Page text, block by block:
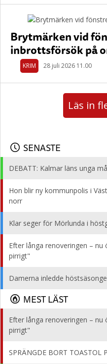
Brytmärken vid
inbrottsförsök på
KRIM 28 juli 2026 11.00
Läs in
SENASTE
DEBATT: Kalmar läns unga
Hon blir ny kommunpolis i
norr
Klar seger för Mörlunda i
Efter långa renoveringen – nu
pirrigt"
Damerna inledde
MEST LÄST
Efter långa renoveringen – nu
pirrigt"
SPRÄNGDE BORT TOASTOL